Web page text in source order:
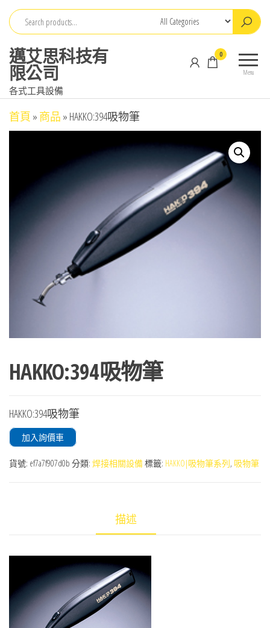
Skip
content
邁艾思科技有
限公司
各式工具設備
Menu
0
首頁 » 商品 » HAKKO:394吸物筆
HAKKO:394吸物筆
HAKKO:394吸物筆
加入詢價車
貨號: ef7a7f907d0b 分類: 焊接相關設備標籤: HAKKO|吸物筆系列, 吸物筆
描述